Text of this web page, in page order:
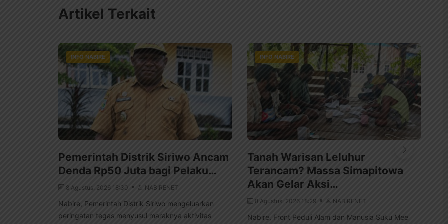
Artikel Terkait
INFO NABIRE
Pemerintah Distrik Siriwo Ancam
Denda Rp50 Juta bagi Pelaku…
8 Agustus, 2026 18:30 NABIRENET
Nabire, Pemerintah Distrik Siriwo mengeluarkan
peringatan tegas menyusul maraknya aktivitas
INFO NABIRE
Tanah Warisan Leluhur
Terancam? Massa Simapitowa
Akan Gelar Aksi…
8 Agustus, 2026 18:29 NABIRENET
Nabire, Front Peduli Alam dan Manusia Suku Mee